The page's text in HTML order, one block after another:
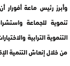
وأبرز رئيس ماعة
تنموية للجماعة
التنموية الترابية
من خلال إنعاش التنمية